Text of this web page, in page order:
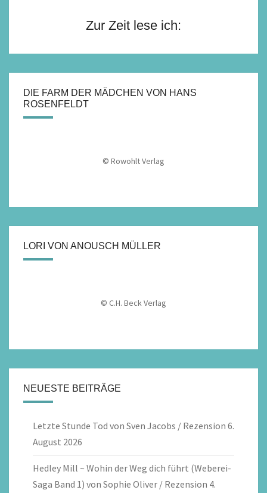
Zur Zeit lese ich:
DIE FARM DER MÄDCHEN VON HANS
ROSENFELDT
© Rowohlt Verlag
LORI VON ANOUSCH MÜLLER
© C.H. Beck Verlag
NEUESTE BEITRÄGE
Letzte Stunde Tod von Sven Jacobs / Rezension 6.
August 2026
Hedley Mill ~ Wohin der Weg dich führt (Weberei-
Saga Band 1) von Sophie Oliver / Rezension 4.